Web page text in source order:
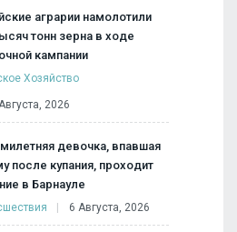
аграрии намолотили
тонн зерна в ходе
кампании
Хозяйство
2026
девочка, впавшая
после купания, проходит
в Барнауле
6 Августа, 2026